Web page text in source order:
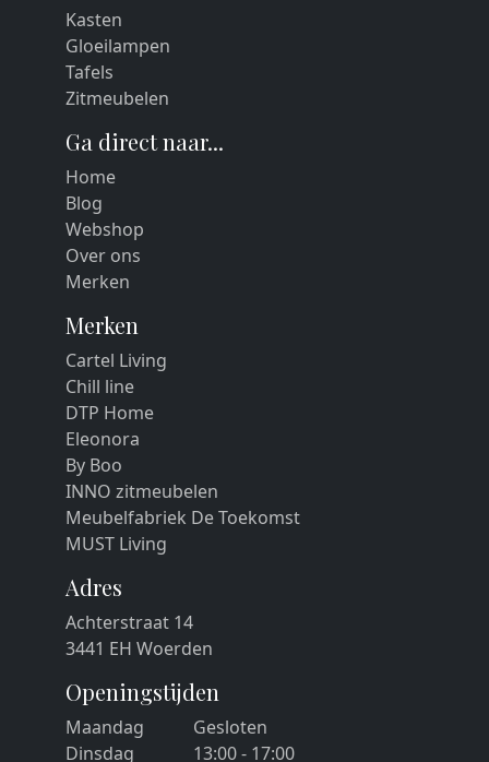
Kasten
Gloeilampen
Tafels
Zitmeubelen
Ga direct naar...
Home
Blog
Webshop
Over ons
Merken
Merken
Cartel Living
Chill line
DTP Home
Eleonora
By Boo
INNO zitmeubelen
Meubelfabriek De Toekomst
MUST Living
Adres
Achterstraat 14
3441 EH Woerden
Openingstijden
Maandag
Gesloten
Dinsdag
13:00 - 17:00